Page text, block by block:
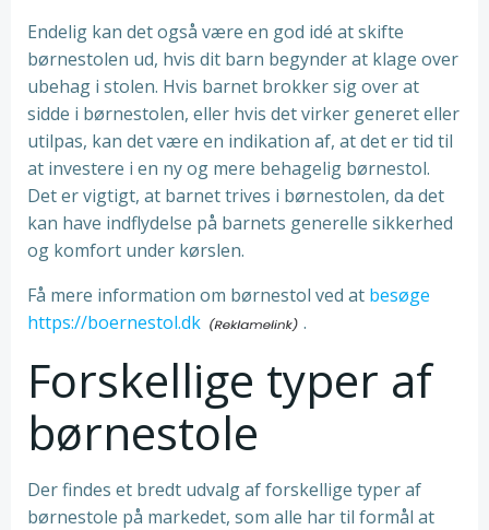
Endelig kan det også være en god idé at skifte
børnestolen ud, hvis dit barn begynder at klage over
ubehag i stolen. Hvis barnet brokker sig over at
sidde i børnestolen, eller hvis det virker generet eller
utilpas, kan det være en indikation af, at det er tid til
at investere i en ny og mere behagelig børnestol.
Det er vigtigt, at barnet trives i børnestolen, da det
kan have indflydelse på barnets generelle sikkerhed
og komfort under kørslen.
Få mere information om børnestol ved at besøge
https://boernestol.dk
.
Forskellige typer af
børnestole
Der findes et bredt udvalg af forskellige typer af
børnestole på markedet, som alle har til formål at